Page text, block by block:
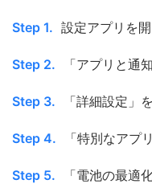
Step 1. 設定アプリを開
Step 2. 「アプリと通
Step 3. 「詳細設定」
Step 4. 「特別なアプ
Step 5. 「電池の最適